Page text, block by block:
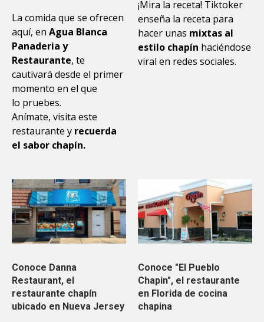
La comida que se ofrecen
aquí, en Agua Blanca
Panaderia y
Restaurante, te
cautivará desde el primer
momento en el que
lo pruebes.
Anímate, visita este
restaurante y recuerda
el sabor chapín.
¡Mira la receta! Tiktoker
enseña la receta para
hacer unas mixtas al
estilo chapín haciéndose
viral en redes sociales.
Conoce Danna
Restaurant, el
restaurante chapín
ubicado en Nueva Jersey
Conoce "El Pueblo
Chapin", el restaurante
en Florida de cocina
chapina